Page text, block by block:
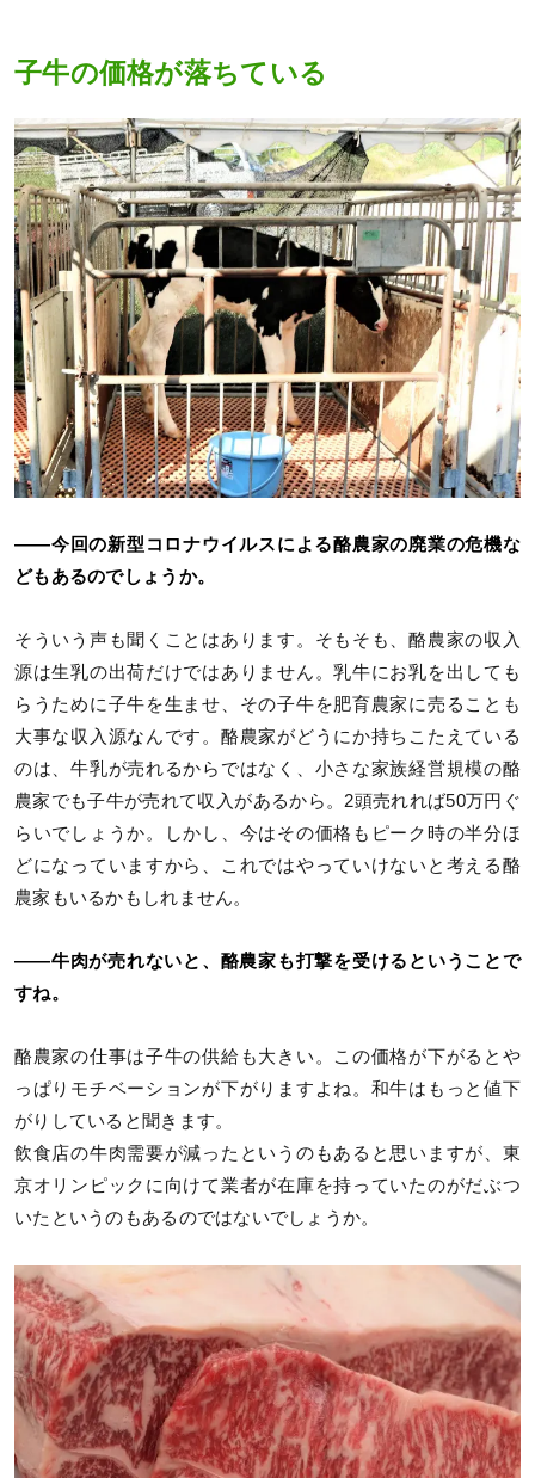
子牛の価格が落ちている
――今回の新型コロナウイルスによる酪農家の廃業の危機な
どもあるのでしょうか。
そういう声も聞くことはあります。そもそも、酪農家の収入
源は生乳の出荷だけではありません。乳牛にお乳を出しても
らうために子牛を生ませ、その子牛を肥育農家に売ることも
大事な収入源なんです。酪農家がどうにか持ちこたえている
のは、牛乳が売れるからではなく、小さな家族経営規模の酪
農家でも子牛が売れて収入があるから。2頭売れれば50万円ぐ
らいでしょうか。しかし、今はその価格もピーク時の半分ほ
どになっていますから、これではやっていけないと考える酪
農家もいるかもしれません。
――牛肉が売れないと、酪農家も打撃を受けるということで
すね。
酪農家の仕事は子牛の供給も大きい。この価格が下がるとや
っぱりモチベーションが下がりますよね。和牛はもっと値下
がりしていると聞きます。
飲食店の牛肉需要が減ったというのもあると思いますが、東
京オリンピックに向けて業者が在庫を持っていたのがだぶつ
いたというのもあるのではないでしょうか。